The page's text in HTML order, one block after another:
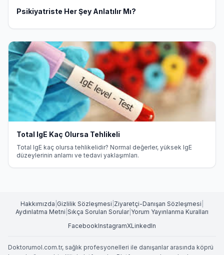
Psikiyatriste Her Şey Anlatılır Mı?
Total IgE Kaç Olursa Tehlikeli
Total IgE kaç olursa tehlikelidir? Normal değerler, yüksek IgE
düzeylerinin anlamı ve tedavi yaklaşımları.
Hakkımızda Gizlilik Sözleşmesi Ziyaretçi-Danışan Sözleşmesi
Aydınlatma Metni Sıkça Sorulan Sorular| Yorum Yayınlanma Kuralları
FacebookInstagramXLinkedIn
Doktorumol.com.tr, sağlık profesyonelleri ile danışanlar arasında köprü